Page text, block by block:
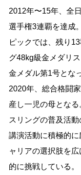
2012年〜15年、全
選手権3連覇を達成
ピックでは、残り
グ48kg級金メダリ
金メダル第1号とな
2020年、総合格闘
産し一児の母とな
スリングの普及活
講演活動に積極的
ャリアの選択肢を
的に挑戦している。